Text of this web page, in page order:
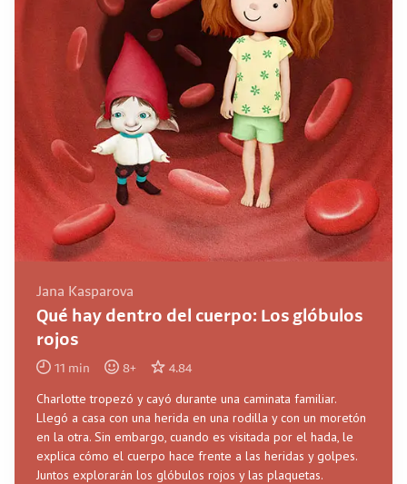
Jana Kasparova
Qué hay dentro del cuerpo: Los glóbulos
rojos
11 min 8+ 4.84
Charlotte tropezó y cayó durante una caminata familiar.
Llegó a casa con una herida en una rodilla y con un moretón
en la otra. Sin embargo, cuando es visitada por el hada, le
explica cómo el cuerpo hace frente a las heridas y golpes.
Juntos explorarán los glóbulos rojos y las plaquetas.